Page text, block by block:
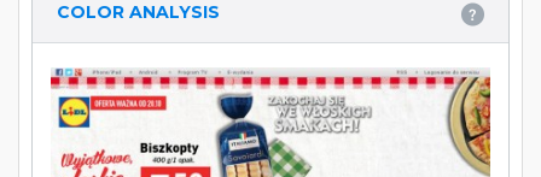
COLOR ANALYSIS